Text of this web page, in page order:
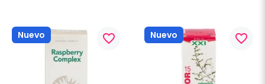
Nuevo favorite_border Nuevo favorite_border